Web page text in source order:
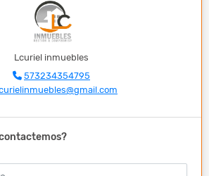
Lcuriel inmuebles
573234354795